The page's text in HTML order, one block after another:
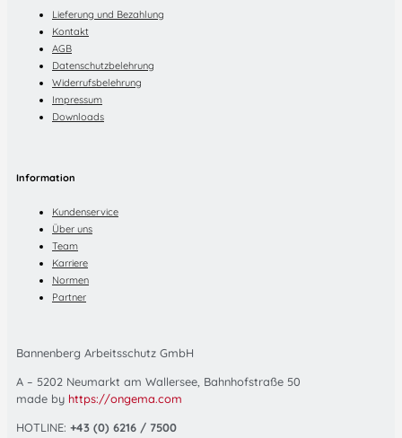
Lieferung und Bezahlung
Kontakt
AGB
Datenschutzbelehrung
Widerrufsbelehrung
Impressum
Downloads
Information
Kundenservice
Über uns
Team
Karriere
Normen
Partner
Bannenberg Arbeitsschutz GmbH
A – 5202 Neumarkt am Wallersee, Bahnhofstraße 50
made by https://ongema.com
HOTLINE: +43 (0) 6216 / 7500